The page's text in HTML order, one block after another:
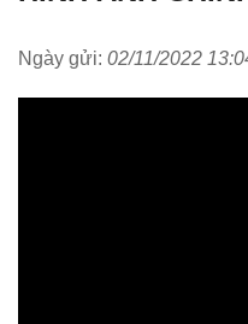
Ngày gửi: 02/11/2022